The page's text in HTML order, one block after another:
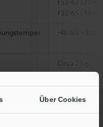
Über Cookies
FS2-65 : 14
-40 bis +300
Circa 23 g
Verwendung der
Sie zudem darauf achten,
der ringsum reichlich